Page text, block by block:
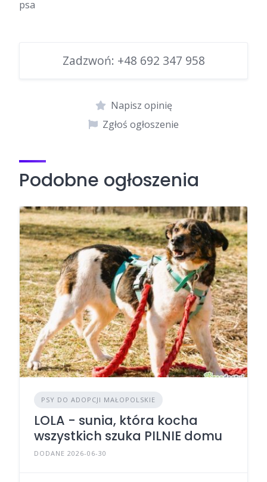
psa
Zadzwoń: +48 692 347 958
Napisz opinię
Zgłoś ogłoszenie
Podobne ogłoszenia
PSY DO ADOPCJI MAŁOPOLSKIE
LOLA - sunia, która kocha
wszystkich szuka PILNIE domu
DODANE 2026-06-30